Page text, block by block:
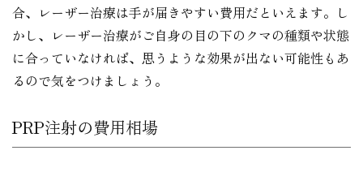
合、レーザー治療は手が届きやすい費用だといえます。し
かし、レーザー治療がご自身の目の下のクマの種類や状態
に合っていなければ、思うような効果が出ない可能性もあ
るので気をつけましょう。
PRP注射の費用相場